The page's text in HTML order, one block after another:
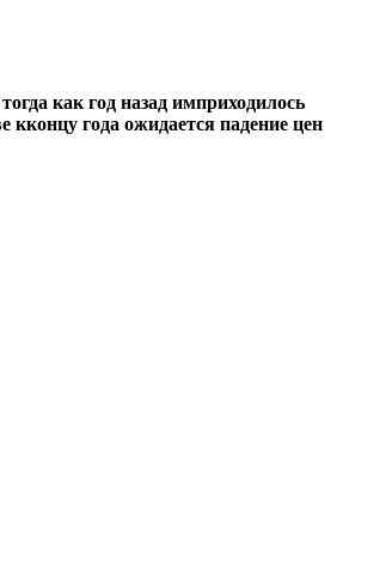
как год назад имприходилось
года ожидается падение цен